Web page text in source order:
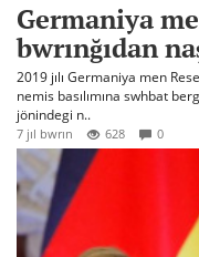
Germaniya
bwrınğıdan
2019 jılı Germaniya men
nemis basılımına swhbat
jönindegi n..
7 jıl bwrın 628 0